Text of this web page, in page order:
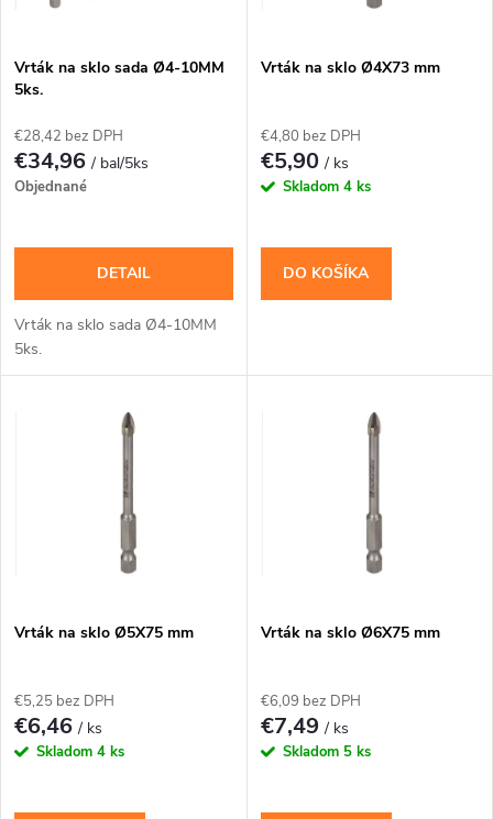
e
p
r
o
d
u
s
p
r
u
k
Vrták na sklo sada Ø4-10MM
5ks.
€28,42 bez DPH
€34,96/ bal/5ks
Objednané
DETAIL
Vrták na sklo sada Ø4-10MM
5ks.
Vrták na sklo Ø4X73 mm
€4,80 bez DPH
€5,90/ ks
Skladom 4 ks
DO KOŠÍKA
Vrták na sklo Ø5X75 mm
€5,25 bez DPH
€6,46/ ks
Skladom 4 ks
Vrták na sklo Ø6X75 mm
€6,09 bez DPH
€7,49/ ks
Skladom 5 ks